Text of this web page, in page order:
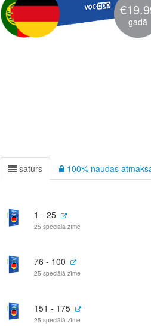
gadā
saturs 100% naudas
1 - 25
25 speciālā zīme
76 - 100
25 speciālā zīme
151 - 175
25 speciālā zīme